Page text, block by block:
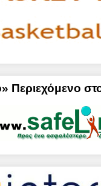
Περιεχόμενο